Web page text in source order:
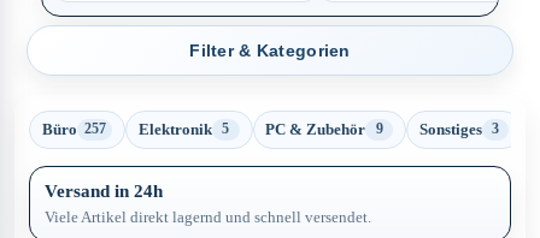
Filter & Kategorien
Büro 257 Elektronik 5 PC & Zubehör 9 Sonstiges 3
Versand in 24h
Viele Artikel direkt lagernd und schnell versendet.